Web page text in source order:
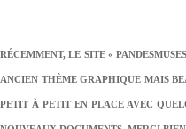
RÉCEMMENT, LE SITE «
ANCIEN THÈME GRAPHIQUE MAIS
PETIT À PETIT EN PLACE AVEC